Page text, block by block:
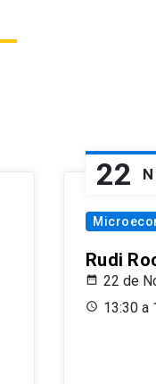
22
Rudi
22 de
13:30 a